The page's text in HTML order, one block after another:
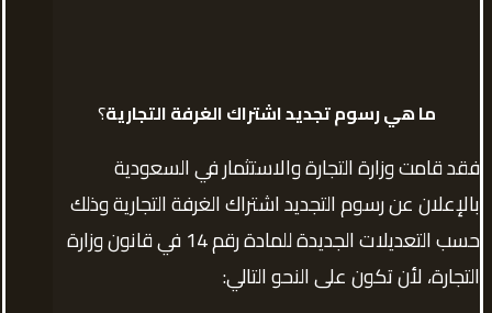
ما هي رسوم تجديد اشتراك الغرفة التجارية؟
فقد قامت وزارة التجارة والاستثمار في السعودية
بالإعلان عن رسوم التجديد اشتراك الغرفة التجارية وذلك
حسب التعديلات الجديدة للمادة رقم 14 في قانون وزارة
التجارة، لأن تكون على النحو التالي: